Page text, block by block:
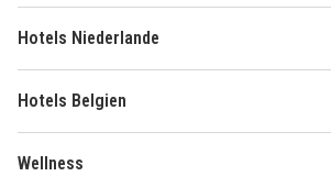
Hotels Niederlande
Hotels Belgien
Wellness